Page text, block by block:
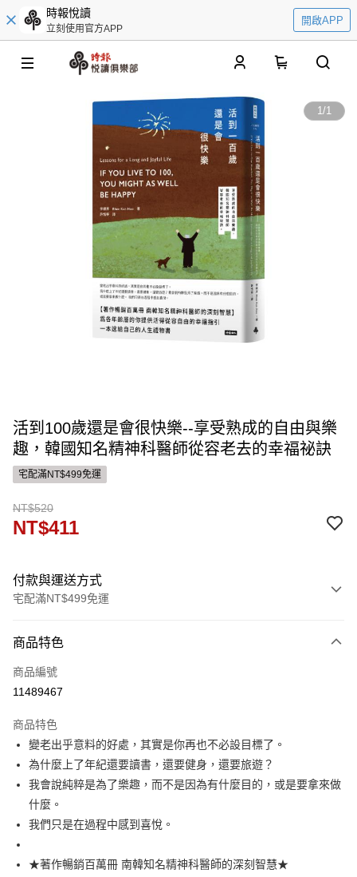
時報悅讀
立刻使用官方APP
開啟APP
1/1
活到100歲還是會很快樂--享受熟成的自由與樂
趣，韓國知名精神科醫師從容老去的幸福祕訣
宅配滿NT$499免運
NT$520
NT$411
付款與運送方式
宅配滿NT$499免運
信用卡一次付款
運送方式
宅配
每筆NT$100，滿NT$499(含以上)免運費
商品特色
商品編號
11489467
商品特色
變老出乎意料的好處，其實是你再也不必設目標了。
為什麼上了年紀還要讀書，還要健身，還要旅遊？
我會說純粹是為了樂趣，而不是因為有什麼目的，或是要拿來做
什麼。
我們只是在過程中感到喜悅。
★著作暢銷百萬冊 南韓知名精神科醫師的深刻智慧★